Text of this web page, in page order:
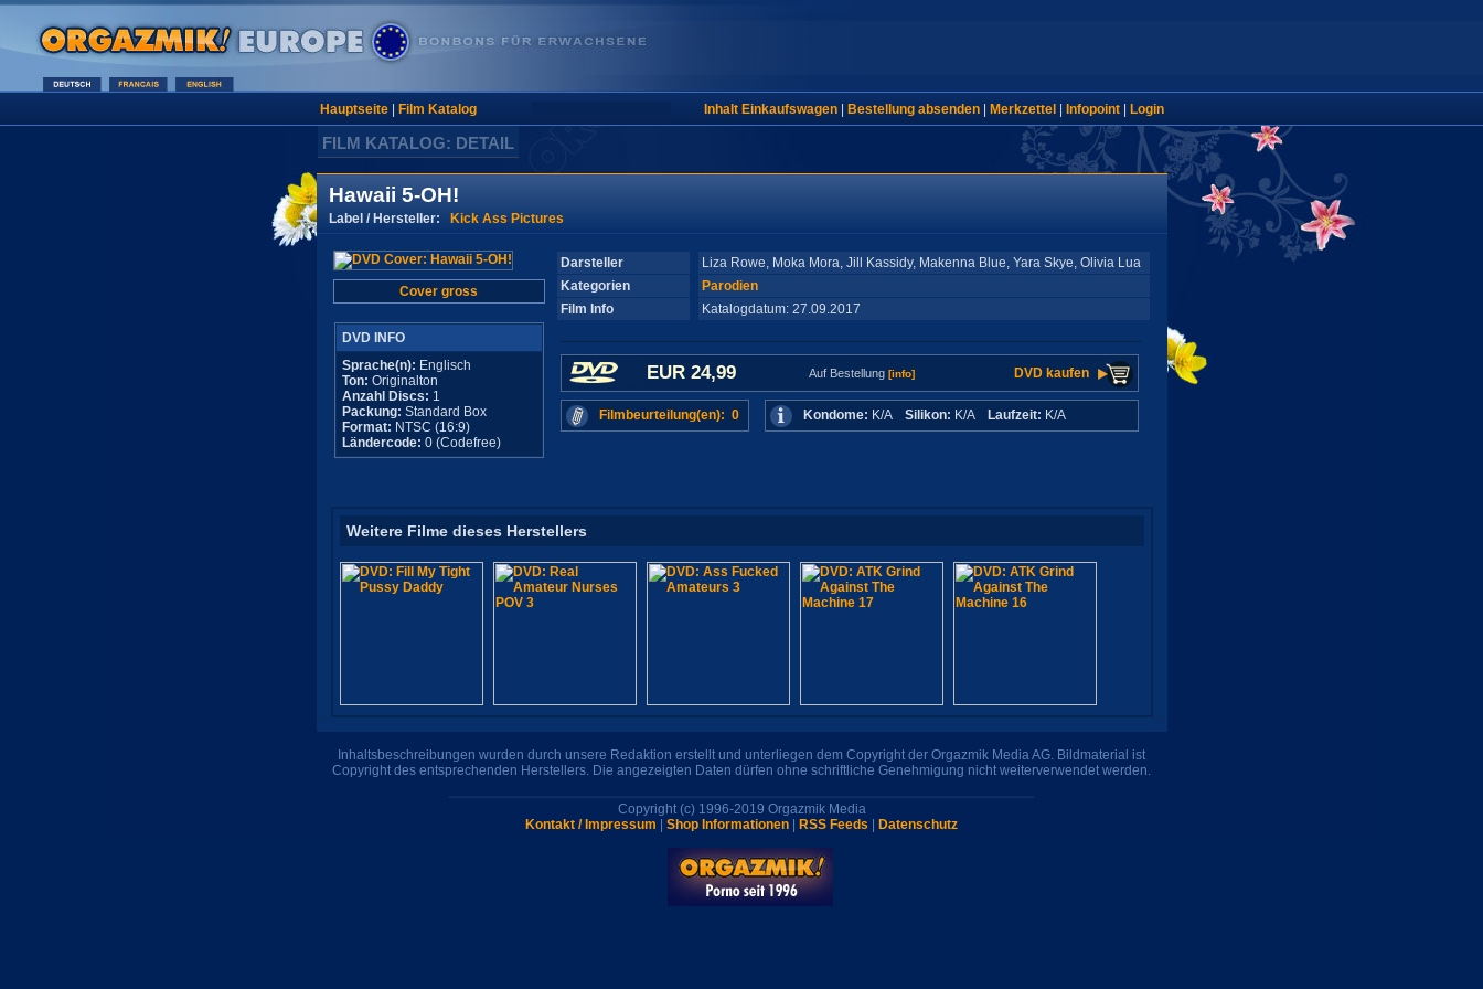
Hauptseite| Film Katalog Inhalt Einkaufswagen| Bestellung absenden| Merkzettel Infopoint| Login
FILM KATALOG: DETAIL
Hawaii 5-OH!
Label / Hersteller: Kick Ass Pictures
Cover gross
DVD INFO
Sprache(n): Englisch
Ton: Originalton
Anzahl Discs: 1
Packung: Standard Box
Format: NTSC (16:9)
Ländercode: 0 (Codefree)
Darsteller
Liza Rowe, Moka Mora, Jill Kassidy, Makenna Blue, Yara Skye, Olivia Lua
Kategorien
Parodien
Film Info
Katalogdatum: 27.09.2017
EUR 24,99 Auf Bestellung [info] DVD kaufen
Filmbeurteilung(en): 0 Kondome: K/A Silikon: K/A Laufzeit: K/A
Weitere Filme dieses Herstellers
Inhaltsbeschreibungen wurden durch unsere Redaktion erstellt und unterliegen dem Copyright der Orgazmik Media AG. Bildmaterial ist
Copyright des entsprechenden Herstellers. Die angezeigten Daten dürfen ohne schriftliche Genehmigung nicht weiterverwendet werden.
Copyright (c) 1996-2019 Orgazmik Media
Kontakt / Impressum
Shop Informationen RSS Feeds Datenschutz